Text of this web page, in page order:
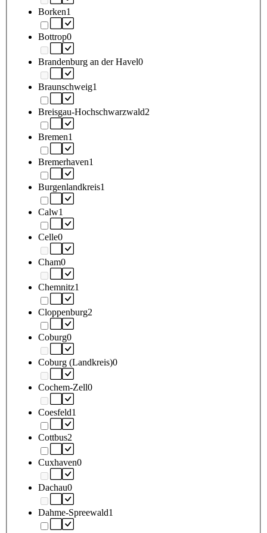
Borken1
Bottrop0
Brandenburg an der Havel0
Braunschweig1
Breisgau-Hochschwarzwald2
Bremen1
Bremerhaven1
Burgenlandkreis1
Calw1
Celle0
Cham0
Chemnitz1
Cloppenburg2
Coburg0
Coburg (Landkreis)0
Cochem-Zell0
Coesfeld1
Cottbus2
Cuxhaven0
Dachau0
Dahme-Spreewald1